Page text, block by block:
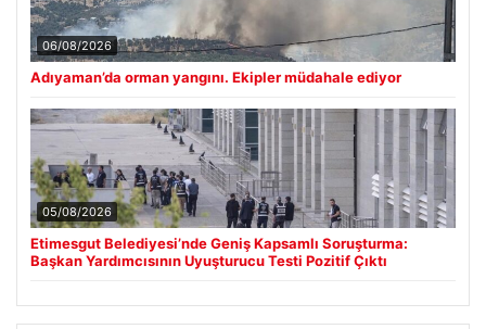
06/08/2026
Adıyaman’da orman yangını. Ekipler müdahale ediyor
05/08/2026
Etimesgut Belediyesi’nde Geniş Kapsamlı Soruşturma:
Başkan Yardımcısının Uyuşturucu Testi Pozitif Çıktı